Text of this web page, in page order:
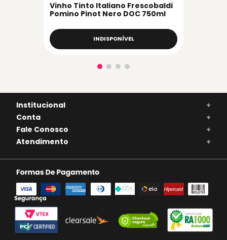
Vinho Tinto Italiano Frescobaldi
Pomino Pinot Nero DOC 750ml
INDISPONÍVEL
Institucional
+
Conta
+
Fale Conosco
+
Atendimento
+